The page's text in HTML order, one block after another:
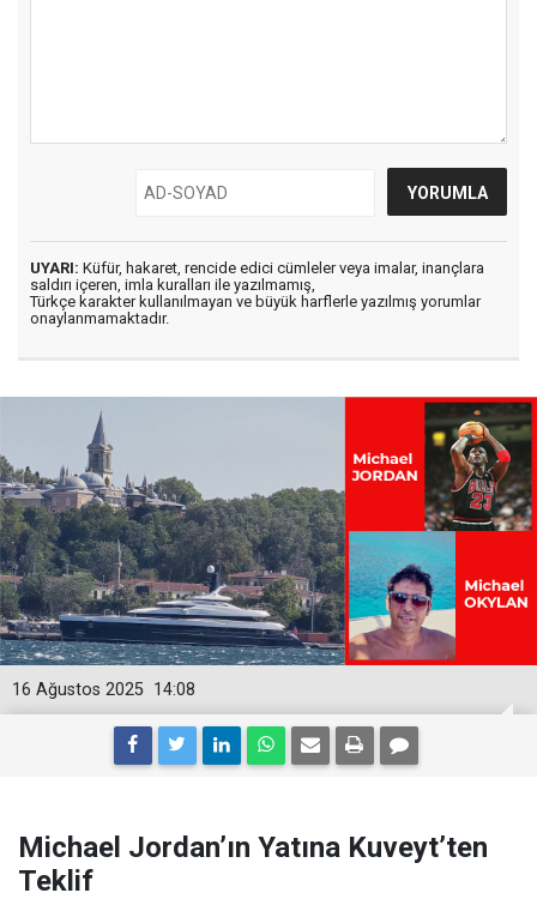
UYARI: Küfür, hakaret, rencide edici cümleler veya imalar, inançlara
saldırı içeren, imla kuralları ile yazılmamış,
Türkçe karakter kullanılmayan ve büyük harflerle yazılmış yorumlar
onaylanmamaktadır.
14:08
16 Ağustos 2025
Michael Jordan’ın Yatına Kuveyt’ten
Teklif